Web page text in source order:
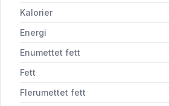
Kalorier
Energi
Enumettet fett
Fett
Flerumettet fett